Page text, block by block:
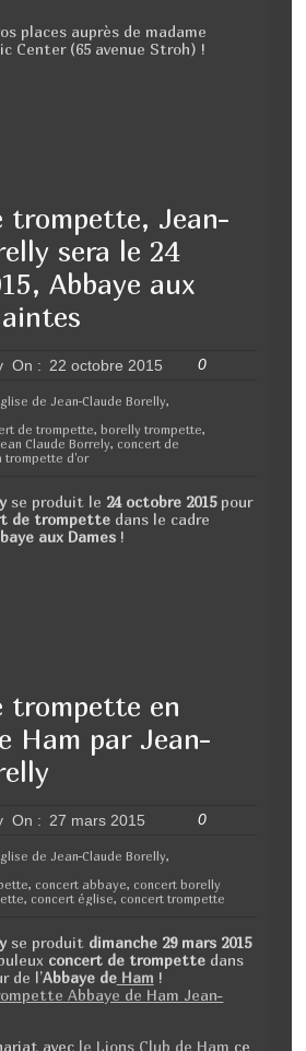
places auprès de madame
Center (65 avenue Stroh) !
trompette, Jean-
sera le 24
Abbaye aux
On : 22 octobre 2015 0
de Jean-Claude Borelly,
de trompette,borelly trompette,
Claude Borrely, concert de
trompette d'or
se produit le 24 octobre 2015 pour
de trompettedans le cadre
aux Dames!
trompette en
Ham par Jean-
On : 27 mars 2015 0
de Jean-Claude Borelly,
, concert abbaye, concert borelly
, concert église, concert trompette
se produit dimanche 29 mars 2015
concert de trompettedans
de l’Abbaye deHam !
avecle Lions Club de Ham ce